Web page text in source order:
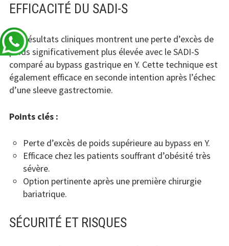
EFFICACITÉ DU SADI-S
Les résultats cliniques montrent une perte d’excès de
poids significativement plus élevée avec le SADI-S
comparé au bypass gastrique en Y. Cette technique est
également efficace en seconde intention après l’échec
d’une sleeve gastrectomie.
Points clés :
Perte d’excès de poids supérieure au bypass en Y.
Efficace chez les patients souffrant d’obésité très
sévère.
Option pertinente après une première chirurgie
bariatrique.
SÉCURITÉ ET RISQUES